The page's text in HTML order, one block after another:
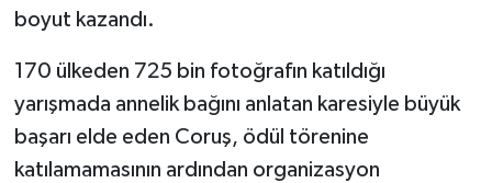
boyut kazandı.
170 ülkeden 725 bin fotoğrafın katıldığı
yarışmada annelik bağını anlatan karesiyle büyük
başarı elde eden Coruş, ödül törenine
katılamamasının ardından organizasyon